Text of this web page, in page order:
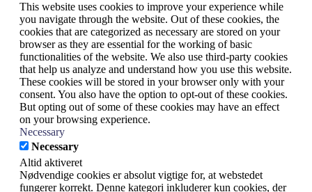
This website uses cookies to improve your experience while
you navigate through the website. Out of these cookies, the
cookies that are categorized as necessary are stored on your
browser as they are essential for the working of basic
functionalities of the website. We also use third-party cookies
that help us analyze and understand how you use this website.
These cookies will be stored in your browser only with your
consent. You also have the option to opt-out of these cookies.
But opting out of some of these cookies may have an effect
on your browsing experience.
Necessary
Necessary
Altid aktiveret
Nødvendige cookies er absolut vigtige for, at webstedet
fungerer korrekt. Denne kategori inkluderer kun cookies, der